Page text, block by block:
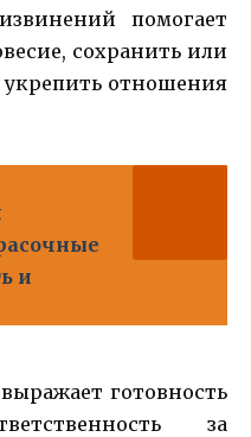
помогает
сохранить или
укрепить отношения
и
выражает готовность
за